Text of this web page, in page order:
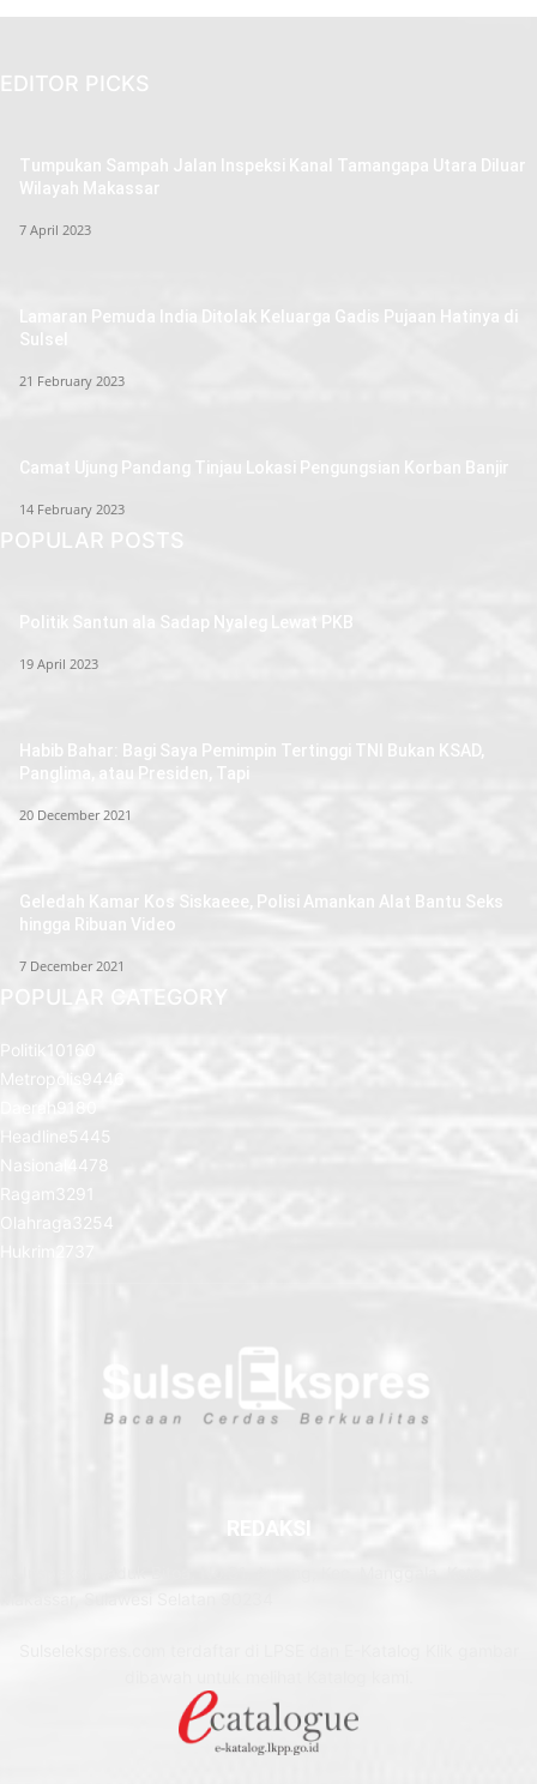
EDITOR PICKS
Tumpukan Sampah Jalan Inspeksi Kanal Tamangapa Utara Diluar
Wilayah Makassar
7 April 2023
Lamaran Pemuda India Ditolak Keluarga Gadis Pujaan Hatinya di
Sulsel
21 February 2023
Camat Ujung Pandang Tinjau Lokasi Pengungsian Korban Banjir
14 February 2023
POPULAR POSTS
Politik Santun ala Sadap Nyaleg Lewat PKB
19 April 2023
Habib Bahar: Bagi Saya Pemimpin Tertinggi TNI Bukan KSAD,
Panglima, atau Presiden, Tapi
20 December 2021
Geledah Kamar Kos Siskaeee, Polisi Amankan Alat Bantu Seks
hingga Ribuan Video
7 December 2021
POPULAR CATEGORY
Politik
10160
Metropolis
9446
Daerah
Headline
5445
Nasional
4478
Ragam
3291
Olahraga
3254
REDAKSI